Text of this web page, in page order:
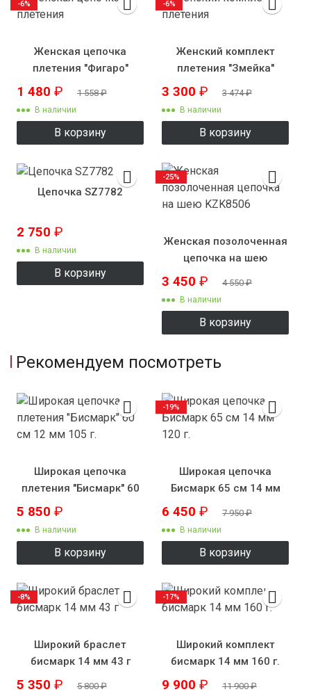
Женская цепочка
плетения "Фигаро"
1 480 ₽ 1 558₽
В наличии
В корзину
-6%
Женский комплект
плетения "Змейка"
3 300 ₽ 3 474₽
В наличии
В корзину
-6%
Цепочка SZ7782
2 750 ₽
В наличии
В корзину
Женская позолоченная
цепочка на шею
KZK8506
3 450 ₽ 4 550₽
В наличии
В корзину
-25%
Рекомендуем посмотреть
Широкая цепочка
плетения "Бисмарк" 60
см 12 мм 105 г.
5 850 ₽
В наличии
В корзину
Широкая цепочка
Бисмарк 65 см 14 мм
6 450 ₽ 7 950₽
В наличии
В корзину
-19%
Широкий браслет
бисмарк 14 мм 43 г
5 350 ₽ 5 800₽
-8%
Широкий комплект
бисмарк 14 мм 160 г.
9 900 ₽ 11 900₽
-17%